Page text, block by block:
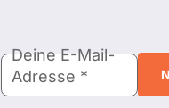
Mail-
Adresse
Deine E-Mail-
Adresse